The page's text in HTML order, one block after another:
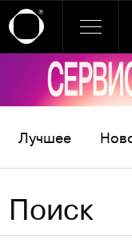
Ссылка баннера
Лучшее
Поиск